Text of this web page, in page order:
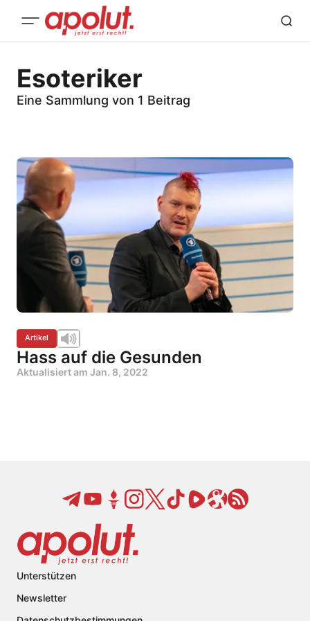
Esoteriker
Eine Sammlung von 1 Beitrag
Artikel
Hass auf die Gesunden
Aktualisiert am Jan. 8, 2022
Unterstützen
Newsletter